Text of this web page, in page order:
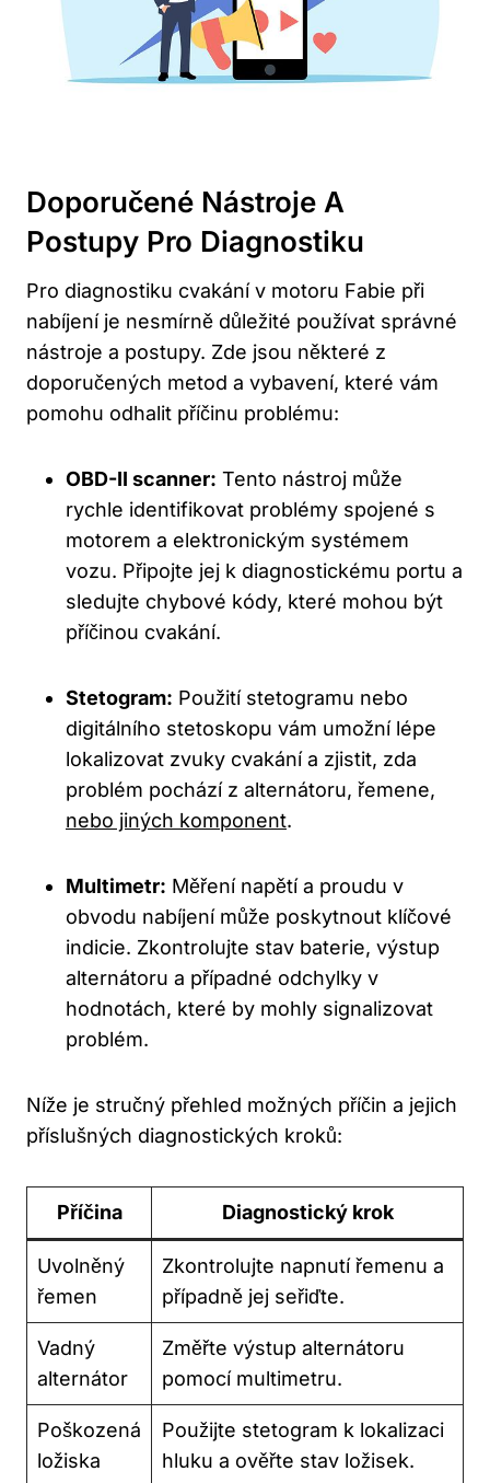
Doporučené Nástroje A
Postupy⁤ Pro Diagnostiku
Pro diagnostiku cvakání v motoru Fabie při
nabíjení je nesmírně důležité používat ‍správné
nástroje a⁤ postupy. Zde jsou některé z​
doporučených metod⁤ a⁣ vybavení, které vám
‍pomohu ​odhalit příčinu ⁢problému:
OBD-II⁤ scanner: Tento‍ nástroj může
rychle‌ identifikovat problémy spojené s
motorem a elektronickým systémem
⁤vozu. Připojte jej k diagnostickému portu a
sledujte chybové kódy, které mohou​ být
příčinou cvakání.
Stetogram: Použití stetogramu ‌nebo
digitálního stetoskopu vám umožní lépe
lokalizovat zvuky ‌cvakání a zjistit, zda
problém pochází z ⁢alternátoru, řemene,
nebo jiných komponent.
Multimetr: Měření napětí‌ a proudu v
obvodu nabíjení může poskytnout klíčové
‍indicie. Zkontrolujte ⁣stav baterie, výstup
alternátoru a případné odchylky ‌v
hodnotách, které by mohly signalizovat
problém.
Níže​ je stručný přehled možných příčin ⁢a jejich
příslušných diagnostických kroků:
Příčina Diagnostický krok
Uvolněný
řemen
Zkontrolujte ⁤napnutí⁢ řemenu a⁣
případně jej seřiďte.
Vadný
alternátor
Změřte výstup alternátoru
pomocí multimetru.
Poškozená
ložiska
Použijte stetogram k lokalizaci
hluku a ověřte ⁤stav⁣ ložisek.